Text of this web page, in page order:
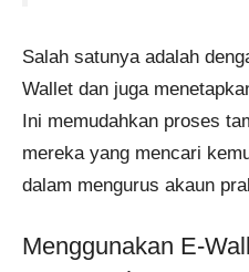
Salah satunya adalah
Wallet dan juga
Ini memudahkan proses
mereka yang mencari
dalam mengurus akaun
Menggunakan E-